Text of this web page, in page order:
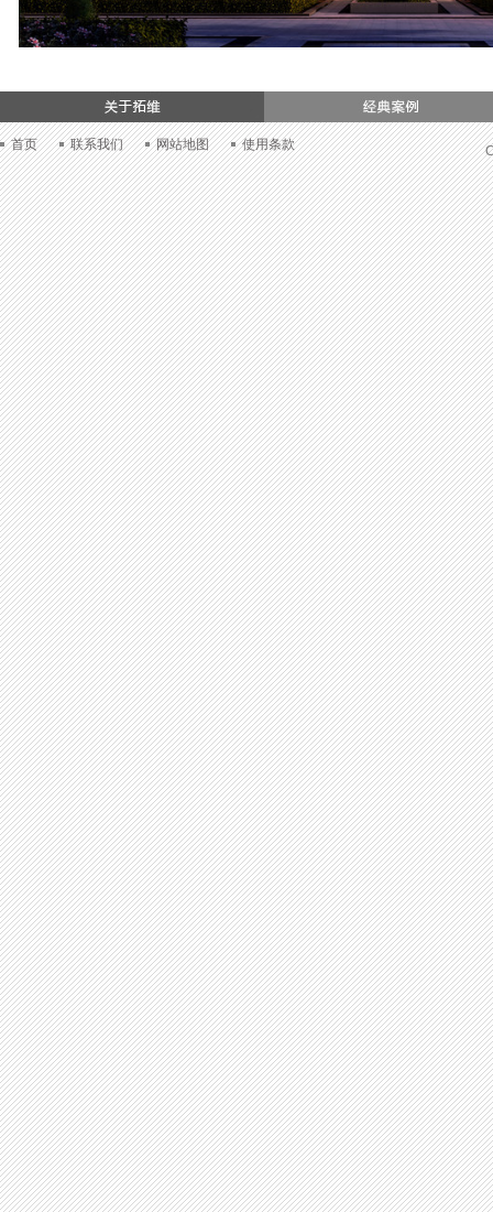
首页 联系我们 网站地图 使用条款